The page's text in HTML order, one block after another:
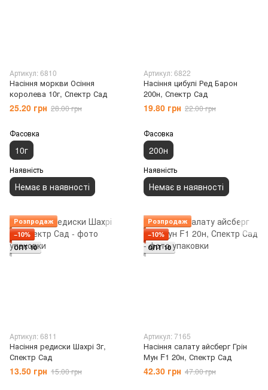
Артикул: 6810
Насіння моркви Осіння
королева 10г, Спектр Сад
25.20 грн 28.00 грн
Фасовка
10г
Наявність
Немає в наявності
Артикул: 6822
Насіння цибулі Ред Барон
200н, Спектр Сад
19.80 грн 22.00 грн
Фасовка
200н
Наявність
Немає в наявності
Розпродаж
−10%
ОПТ 10
Артикул: 6811
Насіння редиски Шахрі 3г,
Спектр Сад
13.50 грн 15.00 грн
Розпродаж
−10%
ОПТ 10
Артикул: 7165
Насіння салату айсберг Грін
Мун F1 20н, Спектр Сад
42.30 грн 47.00 грн